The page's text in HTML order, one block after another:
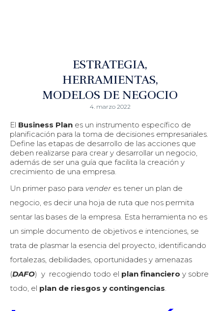
ESTRATEGIA
HERRAMIENTAS
MODELOS DE NEGOCIO
4. marzo 2022
El Business Plan es un instrumento específico de
planificación para la toma de decisiones empresariales.
Define las etapas de desarrollo de las acciones que
deben realizarse para crear y desarrollar un negocio,
además de ser una guía que facilita la creación y
crecimiento de una empresa.
Un primer paso para vender es tener un plan de
negocio, es decir una hoja de ruta que nos permita
sentar las bases de la empresa. Esta herramienta no es
un simple documento de objetivos e intenciones, se
trata de plasmar la esencia del proyecto, identificando
fortalezas, debilidades, oportunidades y amenazas
(DAFO) y recogiendo todo el plan financiero y sobre
todo, el plan de riesgos y contingencias.